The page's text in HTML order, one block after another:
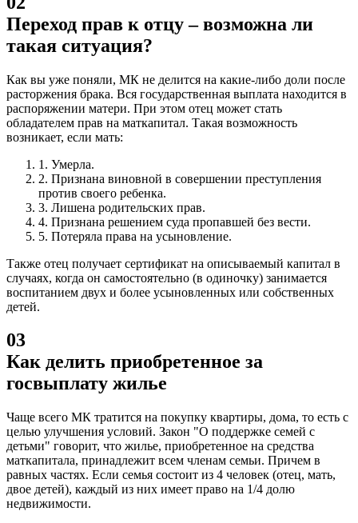
Переход прав к отцу – возможна ли
такая ситуация?
Как вы уже поняли, МК не делится на какие-либо доли после
расторжения брака. Вся государственная выплата находится в
распоряжении матери. При этом отец может стать
обладателем прав на маткапитал. Такая возможность
возникает, если мать:
1. Умерла.
2. Признана виновной в совершении преступления
против своего ребенка.
3. Лишена родительских прав.
4. Признана решением суда пропавшей без вести.
5. Потеряла права на усыновление.
Также отец получает сертификат на описываемый капитал в
случаях, когда он самостоятельно (в одиночку) занимается
воспитанием двух и более усыновленных или собственных
детей.
03
Как делить приобретенное за
госвыплату жилье
Чаще всего МК тратится на покупку квартиры, дома, то есть с
целью улучшения условий. Закон "О поддержке семей с
детьми" говорит, что жилье, приобретенное на средства
маткапитала, принадлежит всем членам семьи. Причем в
равных частях. Если семья состоит из 4 человек (отец, мать,
двое детей), каждый из них имеет право на 1/4 долю
недвижимости.